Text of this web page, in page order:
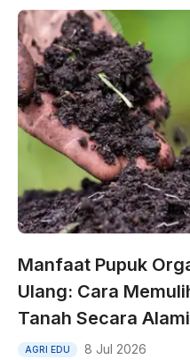
Manfaat Pupuk
Ulang: Cara
Tanah Secara Alami
AGRI EDU 8 Jul 2026